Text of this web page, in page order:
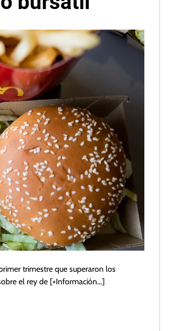
trimestre que superaron los
el rey de [+Información…]